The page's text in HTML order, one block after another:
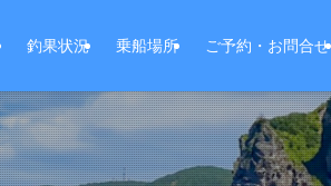
釣果状況 乗船場所 ご予約・お問合せ